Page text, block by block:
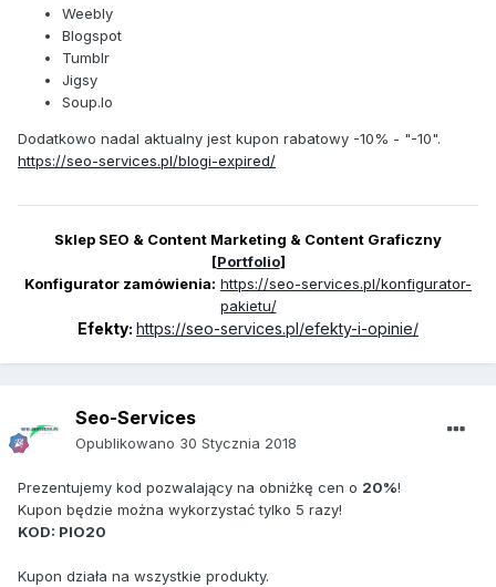
Weebly
Blogspot
Tumblr
Jigsy
Soup.Io
Dodatkowo nadal aktualny jest kupon rabatowy -10% - "-10".
https://seo-services.pl/blogi-expired/
Sklep SEO & Content Marketing & Content Graficzny
[Portfolio]
Konfigurator zamówienia: https://seo-services.pl/konfigurator-
pakietu/
Efekty: https://seo-services.pl/efekty-i-opinie/
Seo-Services
Opublikowano 30 Stycznia 2018
Prezentujemy kod pozwalający na obniżkę cen o 20%!
Kupon będzie można wykorzystać tylko 5 razy!
KOD: PIO20
Kupon działa na wszystkie produkty.